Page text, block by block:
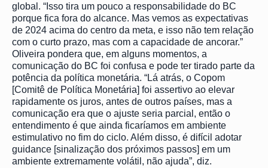
global. “Isso tira um pouco a responsabilidade do BC
porque fica fora do alcance. Mas vemos as expectativas
de 2024 acima do centro da meta, e isso não tem relação
com o curto prazo, mas com a capacidade de ancorar.”
Oliveira pondera que, em alguns momentos, a
comunicação do BC foi confusa e pode ter tirado parte da
potência da política monetária. “Lá atrás, o Copom
[Comitê de Política Monetária] foi assertivo ao elevar
rapidamente os juros, antes de outros países, mas a
comunicação era que o ajuste seria parcial, então o
entendimento é que ainda ficaríamos em ambiente
estimulativo no fim do ciclo. Além disso, é difícil adotar
guidance [sinalização dos próximos passos] em um
ambiente extremamente volátil, não ajuda”, diz.